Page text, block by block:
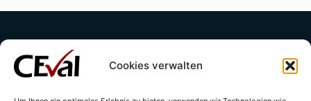
Cookies verwalten